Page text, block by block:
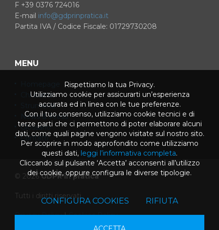
F +39 0376 724016
E-mail info@gdprinpratica.it
Partita IVA / Codice Fiscale: 01729730208
MENU
Chi siamo
Strumenti
News & Press
Glossario
Contatti
© 2026GDPR in pratica
Tutti i diritti riservati
Privacy Policy|Cookies Policy
Rispettiamo la tua Privacy.
Utilizziamo cookie per assicurarti un’esperienza
accurata ed in linea con le tue preferenze.
Con il tuo consenso, utilizziamo cookie tecnici e di
terze parti che ci permettono di poter elaborare alcuni
dati, come quali pagine vengono visitate sul nostro sito.
Per scoprire in modo approfondito come utilizziamo
questi dati, leggi l’informativa completa.
Cliccando sul pulsante ‘Accetta’ acconsenti all’utilizzo
dei cookie, oppure configura le diverse tipologie.
CONFIGURA COOKIES RIFIUTA